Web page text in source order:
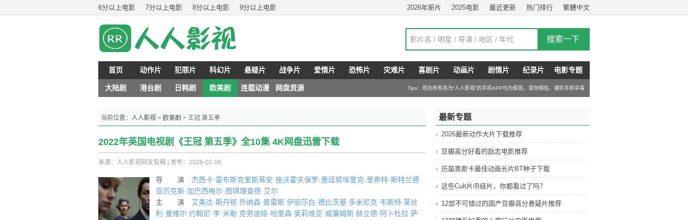
6分以上电影 7分以上电影 8分以上电影 9分以上电影 繁體中文
热门排行
最近更新
2025电影
2026年新片
首页 动作片 犯罪片 科幻片 悬疑片 战争片 爱情片 恐怖片 灾难片 喜剧片 动画片 剧情片 纪录片 电影专题
大陆剧 港台剧 日韩剧 欧美剧 连载动漫 网盘资源 Tips：现在所有名为“人人影视”的手机APP均为假冒，请勿相信，谨防手机中毒
当前位置： 人人影视 > 欧美剧 > 王冠 第五季
2022年英国电视剧《王冠 第五季》全10集 4K网盘迅雷下载
来源：人人影视网友投稿 发布：2026-02-06
导 演 杰西卡·霍布斯克里斯蒂安·施沃霍夫保罗·惠廷顿埃里克·里希特·斯特兰德
亚历克斯·加巴西梅尔·图琪理查德·艾尔
主 演 艾美达·斯丹顿 乔纳森·普雷斯 伊丽莎白·德比茨基 多米尼克·韦斯特 莱丝
利·曼维尔 约翰尼·李·米勒 克劳迪娅·哈里森 奥莉维亚·威廉姆斯 赫立德·阿卜杜拉 萨
最新专题
2026最新动作大片下载推荐
豆瓣高分好看的励志电影推荐
历届奥斯卡最佳动画长片BT种子下载
这些Cult片/B级片，你都看过了吗？
12部不可错过的国产豆瓣高分悬疑片推荐